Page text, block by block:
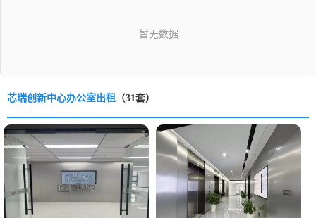
芯瑞创新中心办公室出租 （31套）